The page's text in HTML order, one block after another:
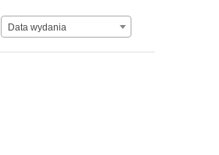
Data wydania
Data wydania